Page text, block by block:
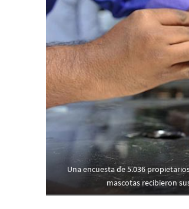
Una encuesta de 5.036
mascotas recibieron